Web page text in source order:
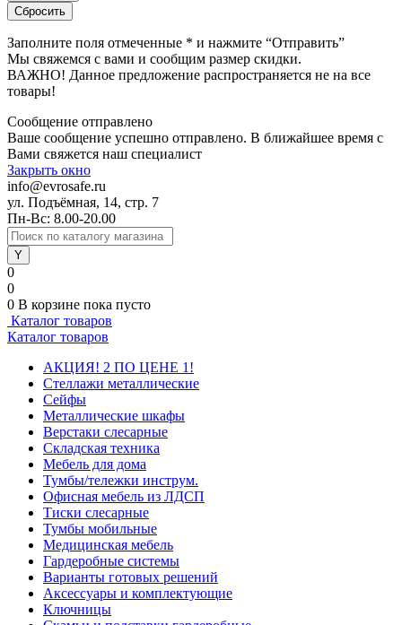
Заполните поля отмеченные * и нажмите “Отправить”
Мы свяжемся с вами и сообщим размер скидки.
ВАЖНО! Данное предложение распространяется не на все
товары!
Сообщение отправлено
Ваше сообщение успешно отправлено. В ближайшее время с
Вами свяжется наш специалист
Закрыть окно
info@evrosafe.ru
ул. Подъёмная, 14, стр. 7
Пн-Вс: 8.00-20.00
0
0
0 В корзине пока пусто
Каталог товаров
Каталог товаров
АКЦИЯ! 2 ПО ЦЕНЕ 1!
Стеллажи металлические
Сейфы
Металлические шкафы
Верстаки слесарные
Складская техника
Мебель для дома
Тумбы/тележки инструм.
Офисная мебель из ЛДСП
Тиски слесарные
Тумбы мобильные
Медицинская мебель
Гардеробные системы
Варианты готовых решений
Аксессуары и комплектующие
Ключницы